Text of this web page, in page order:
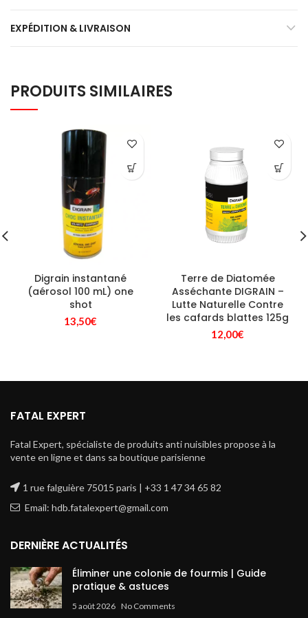
EXPÉDITION & LIVRAISON
PRODUITS SIMILAIRES
Digrain instantané
(aérosol 100 mL) one
shot
13,50€
Terre de Diatomée
Asséchante DIGRAIN –
Lutte Naturelle Contre
les cafards blattes 125g
12,00€
FATAL EXPERT
Fatal Expert, spécialiste de produits anti nuisibles propose à la
vente en ligne et dans sa boutique parisienne
1 rue falguière 75015 paris | +33 1 47 34 65 82
Email: hdb.fatalexpert@gmail.com
DERNIÈRE ACTUALITÉS
Éliminer une colonie de fourmis | Guide
pratique & astuces
5 août 2026 No Comments